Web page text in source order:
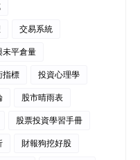
交易系統
未平倉量
指標 投資心理學
股市晴雨表
股票投資學習手冊
財報狗挖好股